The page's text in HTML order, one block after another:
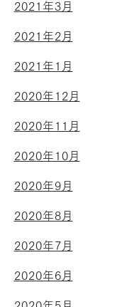
2021年3月
2021年2月
2021年1月
2020年12月
2020年11月
2020年10月
2020年9月
2020年8月
2020年7月
2020年6月